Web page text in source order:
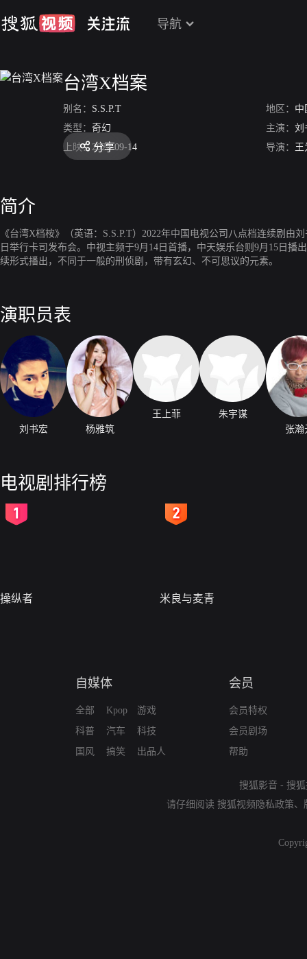
导航
台湾X档案
别名： S.S.P.T 地区： 中
类型： 奇幻 主演： 刘
上映： 2022-09-14 导演： 王
分享
简介
《台湾X档桉》（英语：S.S.P.T）2022年中国电视公司八点档连续剧
日举行卡司发布会。中视主频于9月14日首播，中天娱乐台则9月15日
续形式播出，不同于一般的刑侦剧，带有玄幻、不可思议的元素。
演职员表
刘书宏 杨雅筑
王上菲
朱宇谋
张瀚
电视剧排行榜
操纵者 米良与麦青
自媒体
全部
科普
国风
Kpop
汽车
搞笑
游戏
科技
出品人
会员
会员特权
会员剧场
帮助
搜狐影音 - 搜
请仔细阅读 搜狐视频隐私政策、